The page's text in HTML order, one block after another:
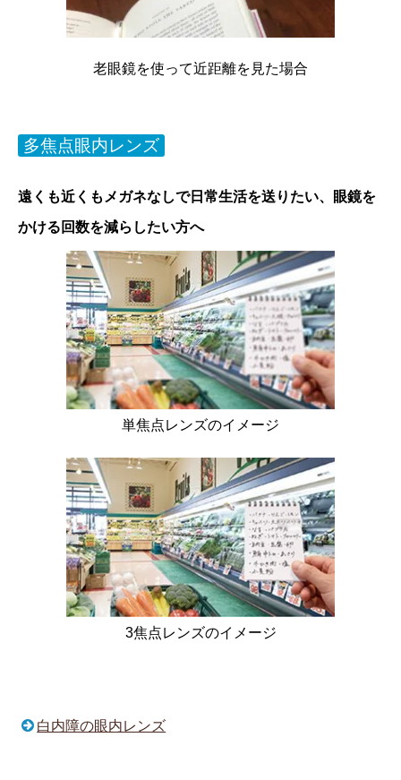
老眼鏡を使って近距離を見た場合
多焦点眼内レンズ
遠くも近くもメガネなしで日常生活を送りたい、眼鏡を
かける回数を減らしたい方へ
単焦点レンズのイメージ
3焦点レンズのイメージ
白内障の眼内レンズ